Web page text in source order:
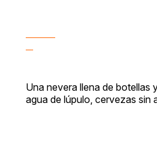
Una nevera llena de botellas
agua de lúpulo, cervezas sin